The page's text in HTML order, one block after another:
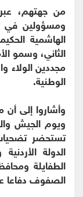
من جهتهم،
ومسؤولين في
الهاشمية
الثاني، وسمو
مجددين الولاء
الوطنية.
وأشاروا إلى
ويوم الجيش
تستحضر تضحيات
الدولة
الطفايلة
الصفوف دفاعا